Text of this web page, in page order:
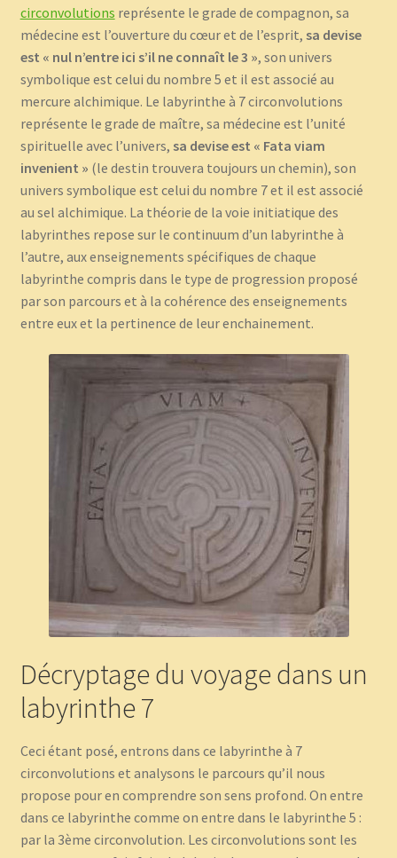
circonvolutions représente le grade de compagnon, sa
médecine est l’ouverture du cœur et de l’esprit, sa devise
est « nul n’entre ici s’il ne connaît le 3 », son univers
symbolique est celui du nombre 5 et il est associé au
mercure alchimique. Le labyrinthe à 7 circonvolutions
représente le grade de maître, sa médecine est l’unité
spirituelle avec l’univers, sa devise est « Fata viam
invenient » (le destin trouvera toujours un chemin), son
univers symbolique est celui du nombre 7 et il est associé
au sel alchimique. La théorie de la voie initiatique des
labyrinthes repose sur le continuum d’un labyrinthe à
l’autre, aux enseignements spécifiques de chaque
labyrinthe compris dans le type de progression proposé
par son parcours et à la cohérence des enseignements
entre eux et la pertinence de leur enchainement.
Décryptage du voyage dans un
labyrinthe 7
Ceci étant posé, entrons dans ce labyrinthe à 7
circonvolutions et analysons le parcours qu’il nous
propose pour en comprendre son sens profond. On entre
dans ce labyrinthe comme on entre dans le labyrinthe 5 :
par la 3ème circonvolution. Les circonvolutions sont les